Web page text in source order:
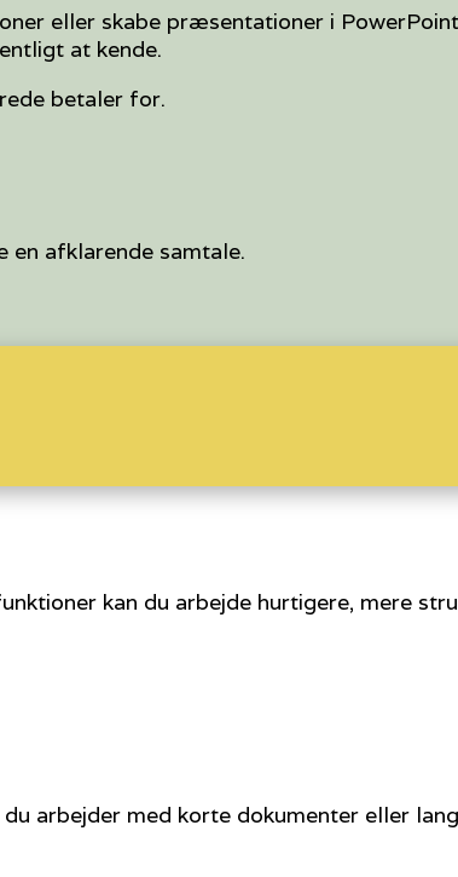
eller skabe præsentationer i
at kende.
betaler for.
en afklarende samtale.
kan du arbejde hurtigere, mere
arbejder med korte dokumenter eller